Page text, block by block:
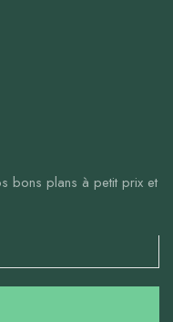
bons plans à petit prix et